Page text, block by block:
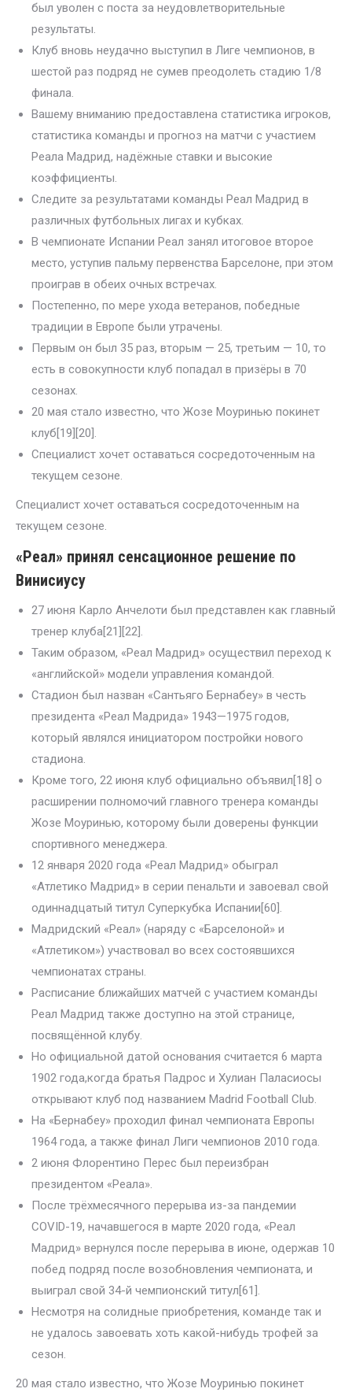
был уволен с поста за неудовлетворительные
результаты.
Клуб вновь неудачно выступил в Лиге чемпионов, в
шестой раз подряд не сумев преодолеть стадию 1/8
финала.
Вашему вниманию предоставлена статистика игроков,
статистика команды и прогноз на матчи с участием
Реала Мадрид, надёжные ставки и высокие
коэффициенты.
Следите за результатами команды Реал Мадрид в
различных футбольных лигах и кубках.
В чемпионате Испании Реал занял итоговое второе
место, уступив пальму первенства Барселоне, при этом
проиграв в обеих очных встречах.
Постепенно, по мере ухода ветеранов, победные
традиции в Европе были утрачены.
Первым он был 35 раз, вторым — 25, третьим — 10, то
есть в совокупности клуб попадал в призёры в 70
сезонах.
20 мая стало известно, что Жозе Моуринью покинет
клуб[19][20].
Специалист хочет оставаться сосредоточенным на
текущем сезоне.
Специалист хочет оставаться сосредоточенным на
текущем сезоне.
«Реал» принял сенсационное решение по
Винисиусу
27 июня Карло Анчелоти был представлен как главный
тренер клуба[21][22].
Таким образом, «Реал Мадрид» осуществил переход к
«английской» модели управления командой.
Стадион был назван «Сантьяго Бернабеу» в честь
президента «Реал Мадрида» 1943—1975 годов,
который являлся инициатором постройки нового
стадиона.
Кроме того, 22 июня клуб официально объявил[18] о
расширении полномочий главного тренера команды
Жозе Моуринью, которому были доверены функции
спортивного менеджера.
12 января 2020 года «Реал Мадрид» обыграл
«Атлетико Мадрид» в серии пенальти и завоевал свой
одиннадцатый титул Суперкубка Испании[60].
Мадридский «Реал» (наряду с «Барселоной» и
«Атлетиком») участвовал во всех состоявшихся
чемпионатах страны.
Расписание ближайших матчей с участием команды
Реал Мадрид также доступно на этой странице,
посвящённой клубу.
Но официальной датой основания считается 6 марта
1902 года,когда братья Падрос и Хулиан Паласиосы
открывают клуб под названием Madrid Football Club.
На «Бернабеу» проходил финал чемпионата Европы
1964 года, а также финал Лиги чемпионов 2010 года.
2 июня Флорентино Перес был переизбран
президентом «Реала».
После трёхмесячного перерыва из-за пандемии
COVID-19, начавшегося в марте 2020 года, «Реал
Мадрид» вернулся после перерыва в июне, одержав 10
побед подряд после возобновления чемпионата, и
выиграл свой 34-й чемпионский титул[61].
Несмотря на солидные приобретения, команде так и
не удалось завоевать хоть какой-нибудь трофей за
сезон.
20 мая стало известно, что Жозе Моуринью покинет